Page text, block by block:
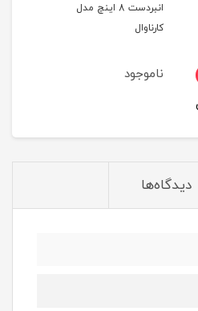
انبردست 8 اینچ مدل
کارناوال
ناموجود
دیدگاه‌ها